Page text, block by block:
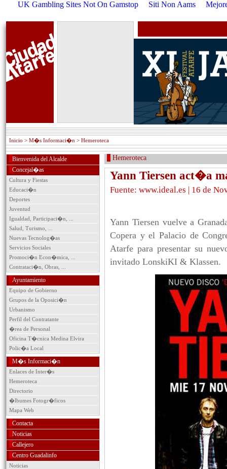
UK Gambling Sites Not On Gamstop Siti Non Aams
Inicio > M�s Informaci�n > Hemeroteca
Bienvenida del Alcalde
Concejal�as
Cultura y Fiestas
Educaci�n
Deportes
Juventud
Igualdad, Participaci�n, ...
Salud, Turismo, ...
Nuevas Tecnolog�as
Servicios Sociales
Promoci�n Econ�mica, ...
Contrataci�n, Obras, ...
Ayuntamiento
Equipo de Gobierno
Grupos de la Oposici�n
Urbanismo
Perfil del Contratante
�rea de Personal
Oficina T�cnica Medina Elvira
Polic�a Local
M�s Informaci�n
Enlaces de Inter�s
Hemeroteca
Directorio
�lbumes Fotogr�ficos
Mapa Web
Contacta
Noticias
Callejero
Centro Guadalinfo
Noticias
Hemeroteca
Yann Tiersen act�a
Fuente: www.ideal.es | 16 de
Yann Tiersen vuelve a
Copera y el Palacio de
Atarfe para presentar su
invitado LonskiKI & Klassen.